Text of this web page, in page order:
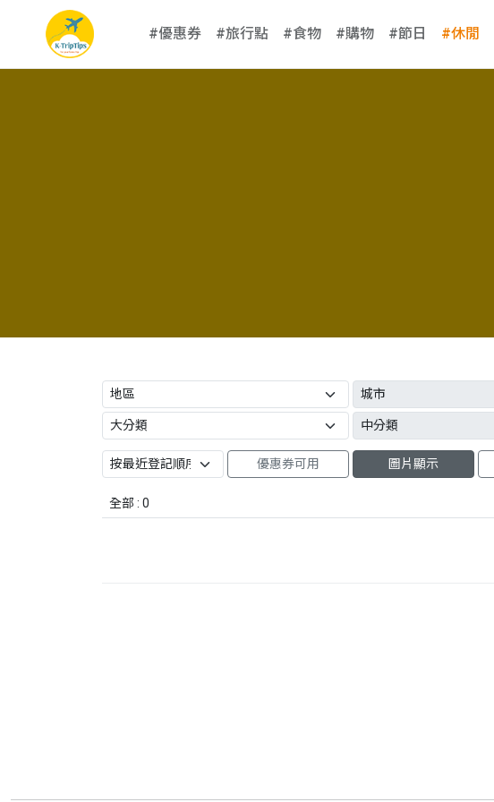
#優惠券 #旅行點 #食物 #購物 #節日 #休閒
優惠券可用 圖片顯示
全部 : 0